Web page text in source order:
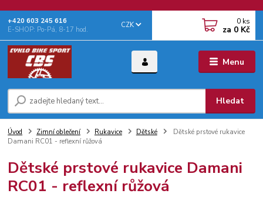
Menu
CZK
Hledat
+‭420 603 245 616‬
E-SHOP: Po-Pá, 8-17 hod.
0 ks
za 0 Kč
Úvod Zimní oblečení Rukavice Dětské
Dětské prstové rukavice
Damani RC01 - reflexní růžová
Dětské prstové rukavice Damani
RC01 - reflexní růžová